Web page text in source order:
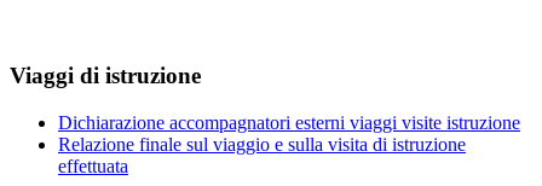
Viaggi di istruzione
Dichiarazione accompagnatori esterni viaggi visite istruzione
Relazione finale sul viaggio e sulla visita di istruzione
effettuata